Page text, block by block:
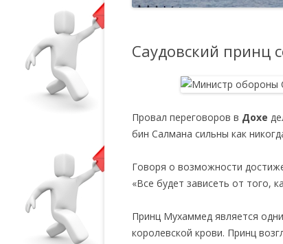
Саудовский принц
Провал переговоров в Дохе
бин Салмана сильны как
Говоря о возможности
«Все будет зависеть от того,
Принц Мухаммед является
королевской крови. Принц